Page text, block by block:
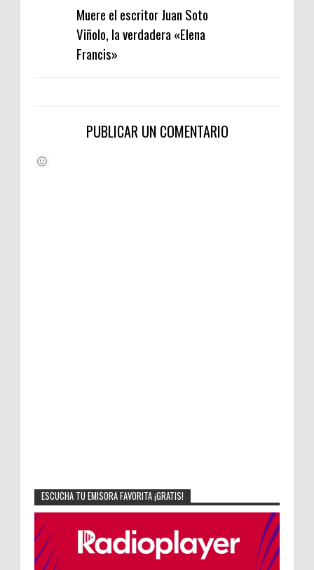
Muere el escritor Juan Soto
Viñolo, la verdadera «Elena
Francis»
PUBLICAR UN COMENTARIO
ESCUCHA TU EMISORA FAVORITA ¡GRATIS!